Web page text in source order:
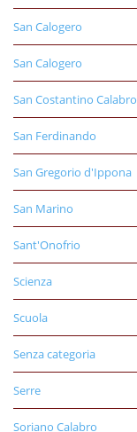
San Calogero
San Calogero
San Costantino Calabro
San Ferdinando
San Gregorio d'Ippona
San Marino
Sant'Onofrio
Scienza
Scuola
Senza categoria
Serre
Soriano Calabro